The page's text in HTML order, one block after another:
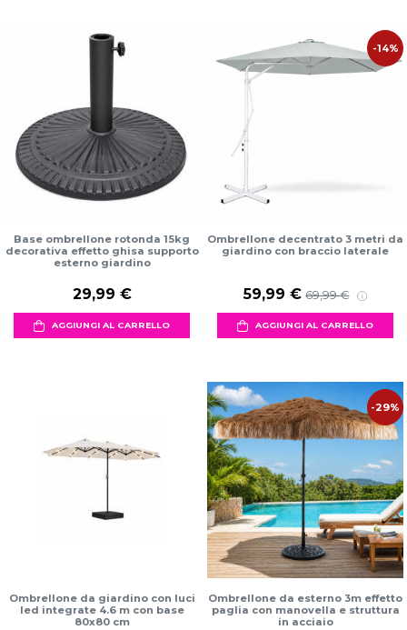
Base ombrellone rotonda 15kg
decorativa effetto ghisa supporto
esterno giardino
29,99 €
AGGIUNGI AL CARRELLO
-14%
Ombrellone decentrato 3 metri da
giardino con braccio laterale
59,99 € 69,99 €
AGGIUNGI AL CARRELLO
Ombrellone da giardino con luci
led integrate 4.6 m con base
80x80 cm
-29%
Ombrellone da esterno 3m effetto
paglia con manovella e struttura
in acciaio